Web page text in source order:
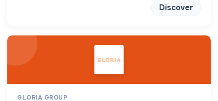
Discover
GLORIA GROUP